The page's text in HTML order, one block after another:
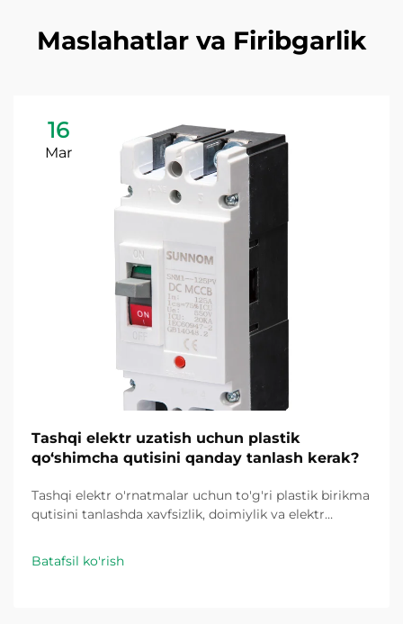
Maslahatlar va Firibgarlik
16
Mar
Tashqi elektr uzatish uchun plastik
qo‘shimcha qutisini qanday tanlash kerak?
Tashqi elektr o'rnatmalar uchun to'g'ri plastik birikma
qutisini tanlashda xavfsizlik, doimiylik va elektr
bir nechta omillarni e'tiborli ravishda hisobga olish
kerak. Tashqi muhit noyob qiyinchiliklarga sabab
Batafsil ko'rish